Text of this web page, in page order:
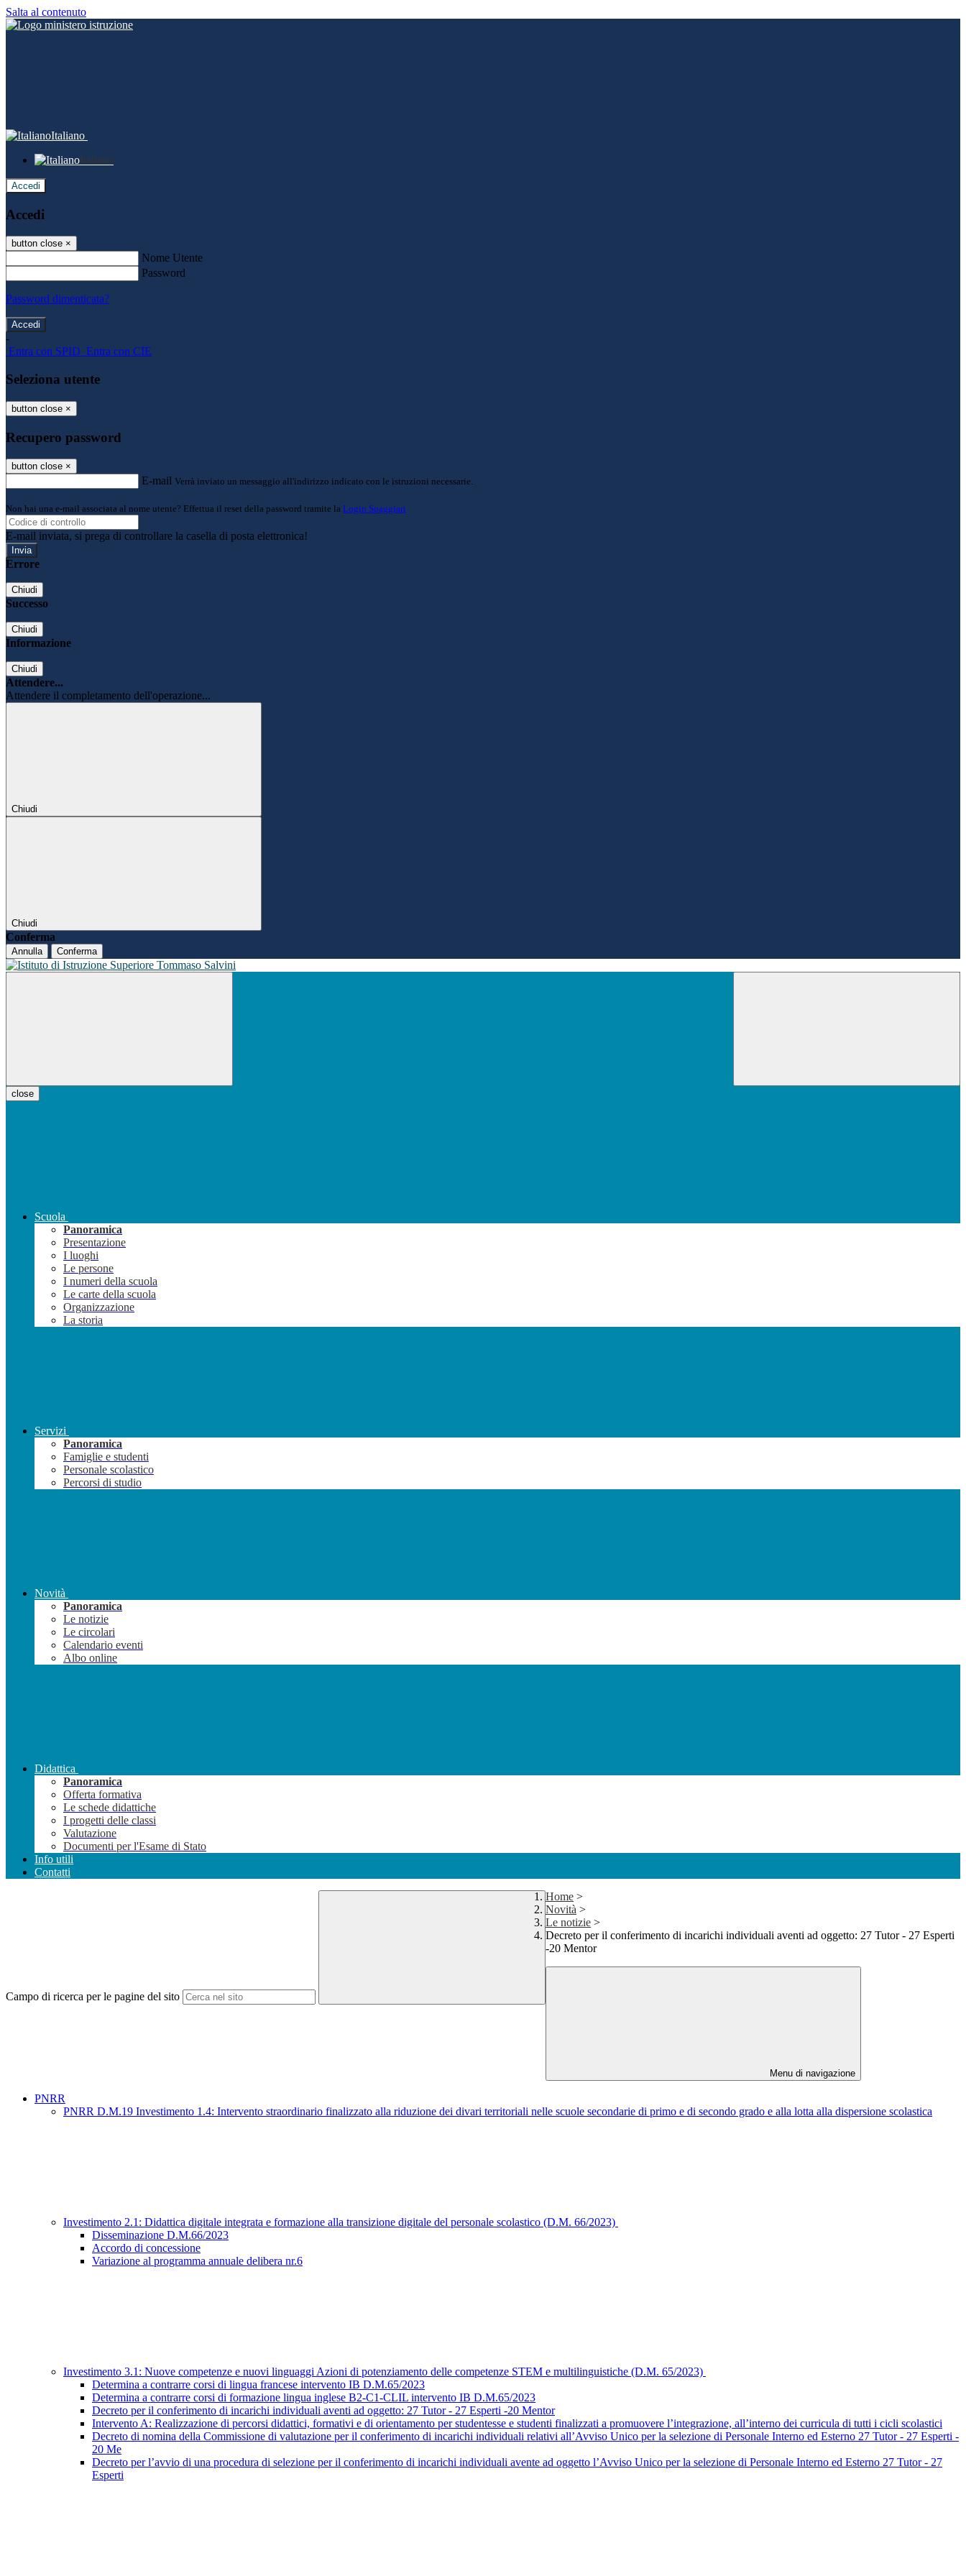
Salta al contenuto
Italiano
Italiano
Accedi
Accedi
button close ×
Nome Utente
Password
Password dimenticata?
-
Entra con SPID Entra con CIE
Seleziona utente
button close ×
Recupero password
button close ×
E-mail Verrà inviato un messaggio all'indirizzo indicato con le istruzioni necessarie.
Non hai una e-mail associata al nome utente? Effettua il reset della password tramite la Login Spaggiari
E-mail inviata, si prega di controllare la casella di posta elettronica!
Errore
Chiudi
Successo
Chiudi
Informazione
Chiudi
Attendere...
Attendere il completamento dell'operazione...
Chiudi
Chiudi
Conferma
Annulla Conferma
close
Scuola
Panoramica
Presentazione
I luoghi
Le persone
I numeri della scuola
Le carte della scuola
Organizzazione
La storia
Servizi
Panoramica
Famiglie e studenti
Personale scolastico
Percorsi di studio
Novità
Panoramica
Le notizie
Le circolari
Calendario eventi
Albo online
Didattica
Panoramica
Offerta formativa
Le schede didattiche
I progetti delle classi
Valutazione
Documenti per l'Esame di Stato
Info utili
Contatti
Campo di ricerca per le pagine del sito
Home >
Novità >
Le notizie >
Decreto per il conferimento di incarichi individuali aventi ad oggetto: 27 Tutor - 27 Esperti
-20 Mentor
Menu di navigazione
PNRR
PNRR D.M.19 Investimento 1.4: Intervento straordinario finalizzato alla riduzione dei divari territoriali nelle scuole secondarie di primo e di secondo grado e alla lotta alla dispersione scolastica
Investimento 2.1: Didattica digitale integrata e formazione alla transizione digitale del personale scolastico (D.M. 66/2023)
Disseminazione D.M.66/2023
Accordo di concessione
Variazione al programma annuale delibera nr.6
Investimento 3.1: Nuove competenze e nuovi linguaggi Azioni di potenziamento delle competenze STEM e multilinguistiche (D.M. 65/2023)
Determina a contrarre corsi di lingua francese intervento IB D.M.65/2023
Determina a contrarre corsi di formazione lingua inglese B2-C1-CLIL intervento IB D.M.65/2023
Decreto per il conferimento di incarichi individuali aventi ad oggetto: 27 Tutor - 27 Esperti -20 Mentor
Intervento A: Realizzazione di percorsi didattici, formativi e di orientamento per studentesse e studenti finalizzati a promuovere l’integrazione, all’interno dei curricula di tutti i cicli scolastici
Decreto di nomina della Commissione di valutazione per il conferimento di incarichi individuali relativi all’Avviso Unico per la selezione di Personale Interno ed Esterno 27 Tutor - 27 Esperti -
20 Me
Decreto per l’avvio di una procedura di selezione per il conferimento di incarichi individuali avente ad oggetto l’Avviso Unico per la selezione di Personale Interno ed Esterno 27 Tutor - 27
Esperti